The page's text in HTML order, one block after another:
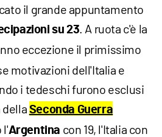
il grande appuntamento
su 23 . A ruota c'è la
eccezione il primissimo
motivazioni dell'Italia e
i tedeschi furono esclusi
della Seconda Guerra
l'Argentina con 19, l'Italia con